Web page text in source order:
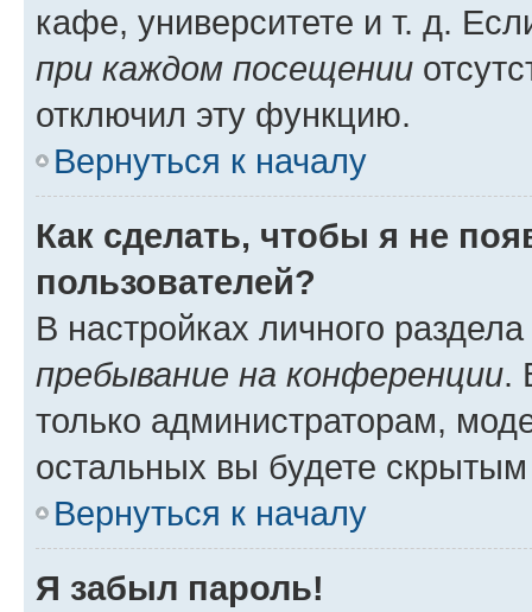
кафе, университете и т. д.
при каждом посещении
отключил эту функцию.
Вернуться к началу
Как сделать, чтобы я не
пользователей?
В настройках личного
пребывание на конференции.
только администраторам,
остальных вы будете
Вернуться к началу
Я забыл пароль!